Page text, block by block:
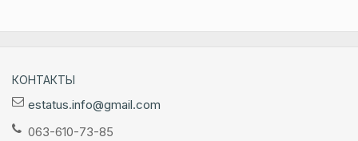
КОНТАКТЫ
estatus.info@gmail.com
063-610-73-85